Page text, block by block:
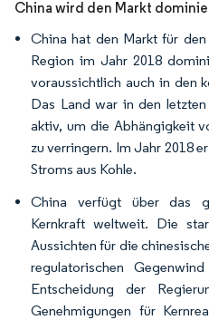
China wird den Markt
China hat den Markt für
Region im Jahr 2018
voraussichtlich auch in den
Das Land war in den
aktiv, um die Abhängigkeit
zu verringern. Im Jahr 2018
Stroms aus Kohle.
China verfügt über das
Kernkraft weltweit. Die
Aussichten für die
regulatorischen
Entscheidung der
Genehmigungen für